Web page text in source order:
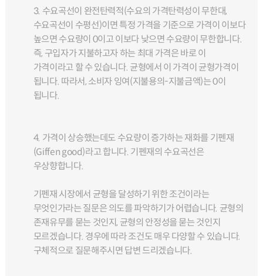
3. 수요곡선이 완전탄력적(수요의 가격탄력성이 무한대,
수요곡선이 수평선)이면 특정 가격을 기준으로 가격이 이보다
높으면 수요량이 0이고 이보다 낮으면 수요량이 무한합니다.
즉, 구입자가 지불하고자 하는 최대 가격은 바로 이
가격이라고 할 수 있습니다. 균형에서 이 가격이 균형가격이
됩니다. 따라서, 소비자 잉여(지불용의-지불금액)는 0이
됩니다.
4. 가격이 상승했는데도 수요량이 증가하는 재화를 기펜재
(Giffen good)라고 합니다. 기펜재의 수요곡선은
우상향합니다.
기펜재 시장에서 균형을 달성하기 위한 조건이라는
무엇인가라는 질문은 의도를 파악하기가 어렵습니다. 균형의
존재유무를 묻는 것인지, 균형의 안정성을 묻는 것인지
모르겠습니다. 경우에 따라 조건도 매우 다양할 수 있습니다.
구체적으로 질문해주시면 답변 드리겠습니다.